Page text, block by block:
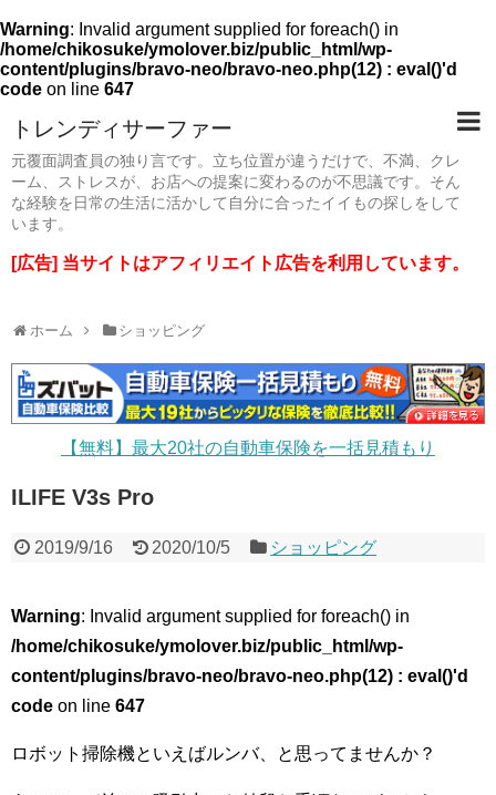
Warning: Invalid argument supplied for foreach() in
/home/chikosuke/ymolover.biz/public_html/wp-
content/plugins/bravo-neo/bravo-neo.php(12) : eval()'d
code on line 647
トレンディサーファー
元覆面調査員の独り言です。立ち位置が違うだけで、不満、クレ
ーム、ストレスが、お店への提案に変わるのが不思議です。そん
な経験を日常の生活に活かして自分に合ったイイもの探しをして
います。
[広告] 当サイトはアフィリエイト広告を利用しています。
ホーム ショッピング
【無料】最大20社の自動車保険を一括見積もり
ILIFE V3s Pro
2019/9/16 2020/10/5 ショッピング
Warning: Invalid argument supplied for foreach() in
/home/chikosuke/ymolover.biz/public_html/wp-
content/plugins/bravo-neo/bravo-neo.php(12) : eval()'d
code on line 647
ロボット掃除機といえばルンバ、と思ってませんか？